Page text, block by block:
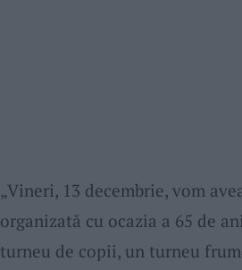
„Vineri, 13 decembrie, vom
organizată cu ocazia a 65 de
turneu de copii, un turneu